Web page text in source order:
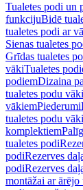
Tualetes podi un
funkcijuBidē
tualetes podi ar
Sienas tualetes
Grīdas tualetes
vākiTualetes
podiemDizaina
tualetes podu
vākiemPiederumi
tualetes podu
komplektiem
tualetes podi
podiRezerves
podiRezerves
montāžai ar ārējo